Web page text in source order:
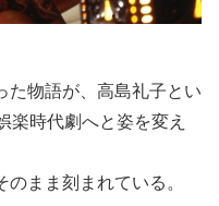
た物語が、高島礼子とい
楽時代劇へと姿を変え
まま刻まれている。